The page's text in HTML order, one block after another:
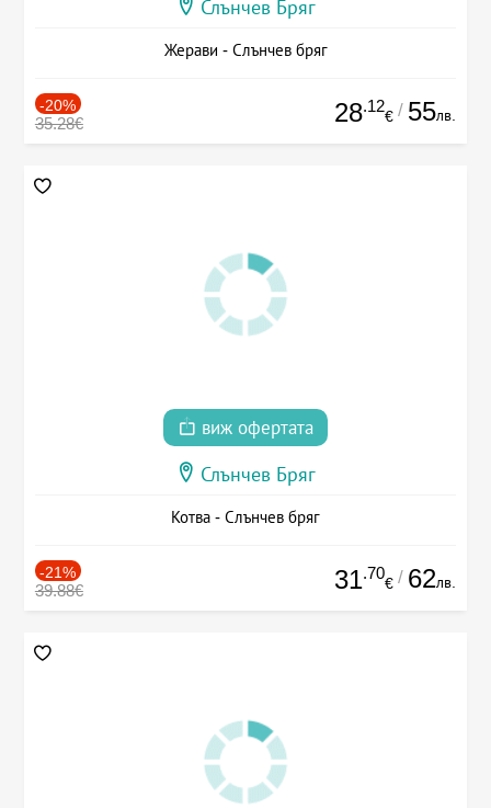
Слънчев Бряг
Жерави - Слънчев бряг
-20%
35.28€ 28.12
€ / 55лв.
виж офертата
Слънчев Бряг
Котва - Слънчев бряг
-21%
39.88€ 31.70
€ / 62лв.